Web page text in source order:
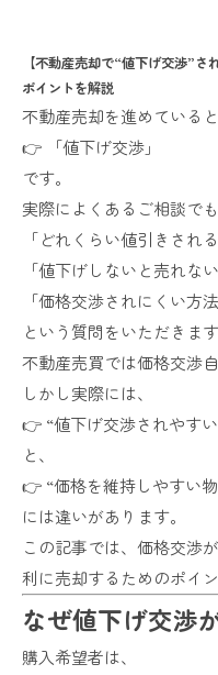
【不動産売却で“値下げ交渉”
ポイントを解説
不動産売却を進めている
👉 「値下げ交渉」
です。
実際によくあるご相談でも
「どれくらい値引きされ
「値下げしないと売れない
「価格交渉されにくい方
という質問をいただきます
不動産売買では価格交渉
しかし実際には、
👉 “値下げ交渉されやす
と、
👉 “価格を維持しやすい
には違いがあります。
この記事では、価格交渉
利に売却するためのポイ
なぜ値下げ交渉
購入希望者は、